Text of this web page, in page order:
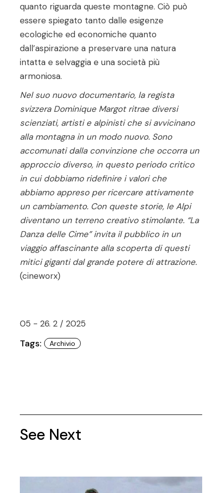
quanto riguarda queste montagne. Ciò può
essere spiegato tanto dalle esigenze
ecologiche ed economiche quanto
dall’aspirazione a preservare una natura
intatta e selvaggia e una società più
armoniosa.
Nel suo nuovo documentario, la regista
svizzera Dominique Margot ritrae diversi
scienziati, artisti e alpinisti che si avvicinano
alla montagna in un modo nuovo. Sono
accomunati dalla convinzione che occorra un
approccio diverso, in questo periodo critico
in cui dobbiamo ridefinire i valori che
abbiamo appreso per ricercare attivamente
un cambiamento. Con queste storie, le Alpi
diventano un terreno creativo stimolante. “La
Danza delle Cime” invita il pubblico in un
viaggio affascinante alla scoperta di questi
mitici giganti dal grande potere di attrazione.
(cineworx)
05 - 26. 2 / 2025
Tags: Archivio
See Next